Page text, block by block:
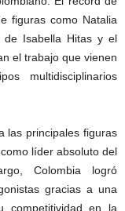
figuras como Natalia
de Isabella Hitas y el
el trabajo que vienen
multidisciplinarios
las principales figuras
líder absoluto del
Colombia logró
gracias a una
competitividad en la